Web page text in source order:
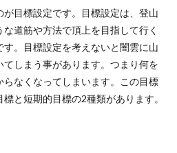
目標設定です。目標設定は、登山
道筋や方法で頂上を目指して行く
。目標設定を考えないと闇雲に山
しまう事があります。つまり何を
らなくなってしまいます。この目標
と短期的目標の2種類があります。